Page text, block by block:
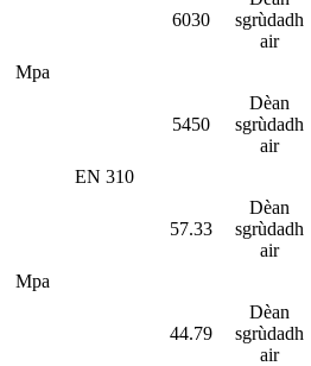
Mpa
EN 310
6030
sgrùdadh
air
5450
Dèan
sgrùdadh
air
Mpa
57.33
Dèan
sgrùdadh
air
44.79
Dèan
sgrùdadh
air